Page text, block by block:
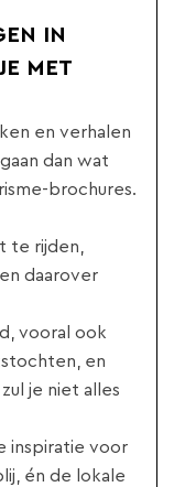
IN
MET
en verhalen
dan wat
brochures.
te rijden,
daarover
vooral ook
en
je niet alles
inspiratie voor
én de lokale